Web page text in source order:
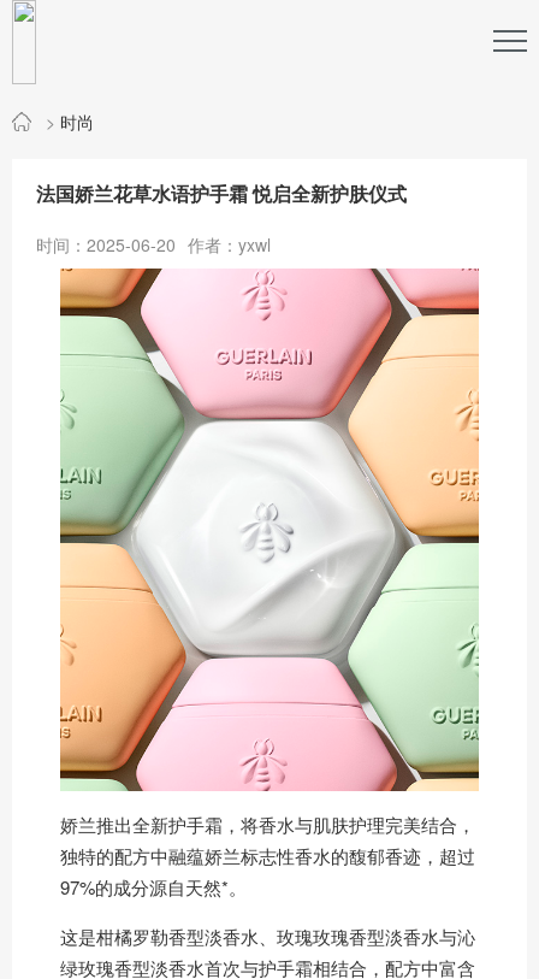
> 时尚
法国娇兰花草水语护手霜 悦启全新护肤仪式
时间：2025-06-20 作者：yxwl
娇兰推出全新护手霜，将香水与肌肤护理完美结合，
独特的配方中融蕴娇兰标志性香水的馥郁香迹，超过
97%的成分源自天然*。
这是柑橘罗勒香型淡香水、玫瑰玫瑰香型淡香水与沁
绿玫瑰香型淡香水首次与护手霜相结合，配方中富含